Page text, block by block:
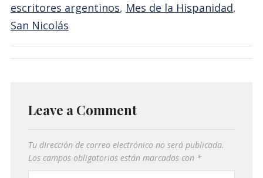
escritores argentinos, Mes de la Hispanidad,
San Nicolás
Leave a Comment
Tu dirección de correo electrónico no será publicada.
Los campos obligatorios están marcados con *